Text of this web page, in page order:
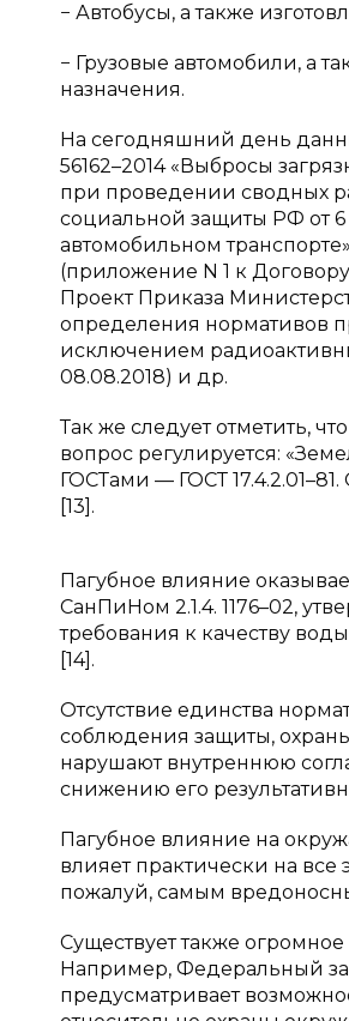
− Автобусы, а также
− Грузовые автомобили, а
назначения.
На сегодняшний день
56162–2014 «Выбросы
при проведении сводных
социальной защиты РФ от
автомобильном
(приложение N 1 к
Проект Приказа
определения нормативов
исключением
08.08.2018) и др.
Так же следует отметить,
вопрос регулируется:
ГОСТами — ГОСТ
[13].
Пагубное влияние
СанПиНом 2.1.4. 1176–02,
требования к качеству
[14].
Отсутствие единства
соблюдения защиты,
нарушают внутреннюю
снижению его
Пагубное влияние на
влияет практически на все
пожалуй, самым
Существует также
Например, Федеральный
предусматривает